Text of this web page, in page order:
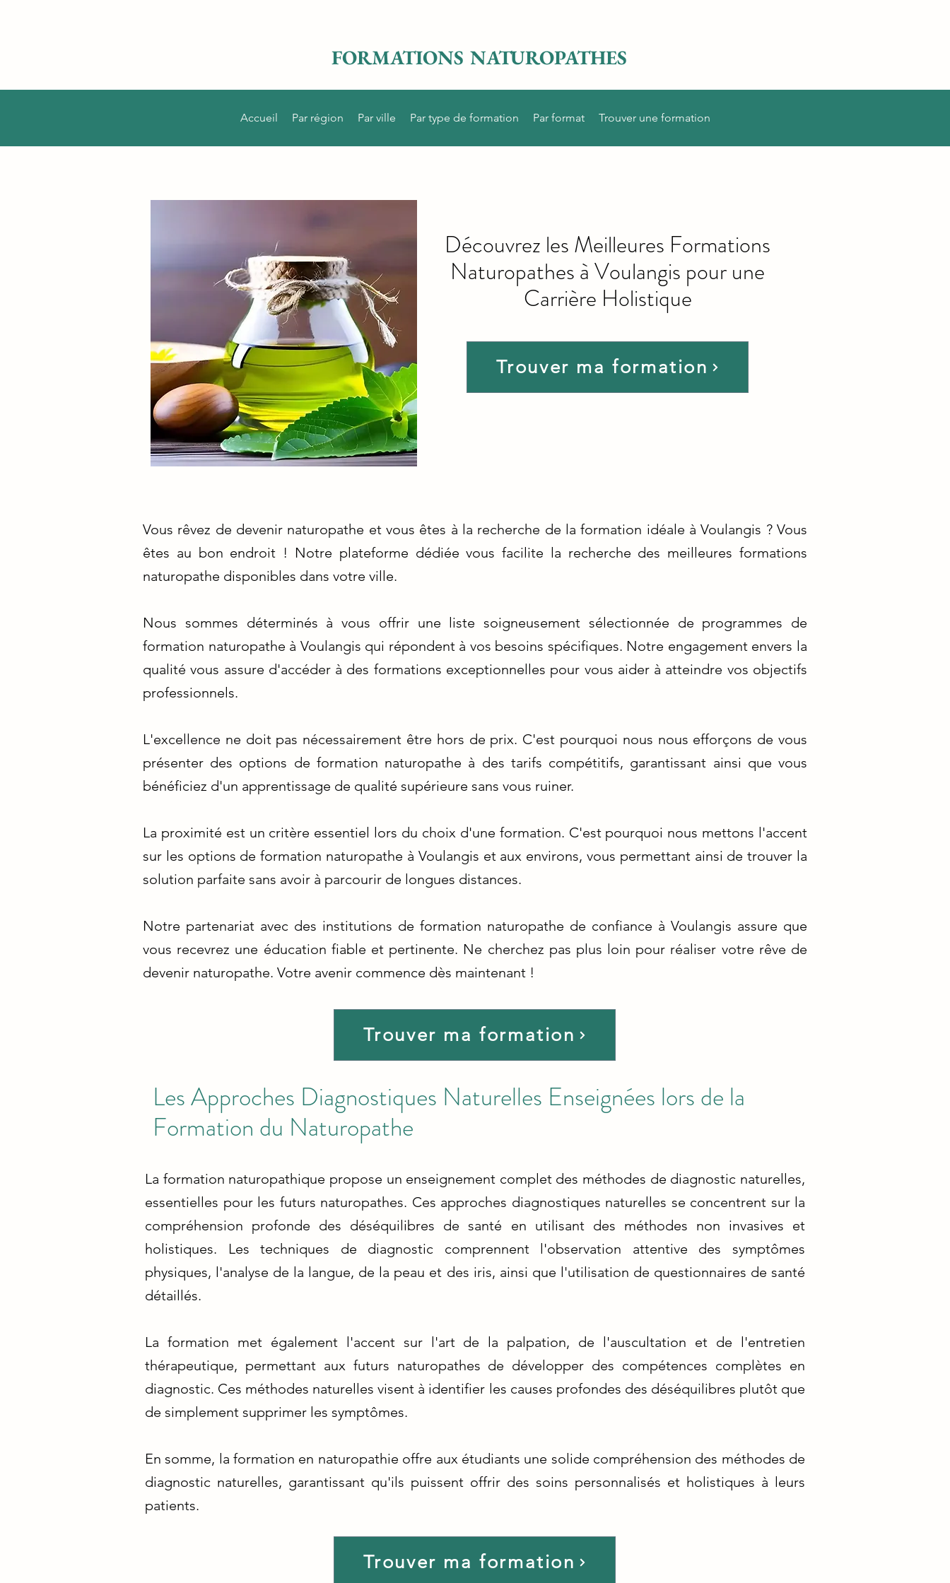
FORMATIONS NATUROPATHES
Accueil Par région Par ville Par type de formation Par format Trouver une formation
Trouver ma formation
Découvrez les Meilleures Formations
Naturopathes à Voulangis pour une
Carrière Holistique
Vous rêvez de devenir naturopathe et vous êtes à la recherche de la formation idéale à Voulangis ? Vous
êtes au bon endroit ! Notre plateforme dédiée vous facilite la recherche des meilleures formations
naturopathe disponibles dans votre ville.
Nous sommes déterminés à vous offrir une liste soigneusement sélectionnée de programmes de
formation naturopathe à Voulangis qui répondent à vos besoins spécifiques. Notre engagement envers la
qualité vous assure d'accéder à des formations exceptionnelles pour vous aider à atteindre vos objectifs
professionnels.
L'excellence ne doit pas nécessairement être hors de prix. C'est pourquoi nous nous efforçons de vous
présenter des options de formation naturopathe à des tarifs compétitifs, garantissant ainsi que vous
bénéficiez d'un apprentissage de qualité supérieure sans vous ruiner.
La proximité est un critère essentiel lors du choix d'une formation. C'est pourquoi nous mettons l'accent
sur les options de formation naturopathe à Voulangis et aux environs, vous permettant ainsi de trouver la
solution parfaite sans avoir à parcourir de longues distances.
Notre partenariat avec des institutions de formation naturopathe de confiance à Voulangis assure que
vous recevrez une éducation fiable et pertinente. Ne cherchez pas plus loin pour réaliser votre rêve de
devenir naturopathe. Votre avenir commence dès maintenant !
Trouver ma formation
Les Approches Diagnostiques Naturelles Enseignées lors de la
Formation du Naturopathe
La formation naturopathique propose un enseignement complet des méthodes de diagnostic naturelles,
essentielles pour les futurs naturopathes. Ces approches diagnostiques naturelles se concentrent sur la
compréhension profonde des déséquilibres de santé en utilisant des méthodes non invasives et
holistiques. Les techniques de diagnostic comprennent l'observation attentive des symptômes
physiques, l'analyse de la langue, de la peau et des iris, ainsi que l'utilisation de questionnaires de santé
détaillés.
La formation met également l'accent sur l'art de la palpation, de l'auscultation et de l'entretien
thérapeutique, permettant aux futurs naturopathes de développer des compétences complètes en
diagnostic. Ces méthodes naturelles visent à identifier les causes profondes des déséquilibres plutôt que
de simplement supprimer les symptômes.
En somme, la formation en naturopathie offre aux étudiants une solide compréhension des méthodes de
diagnostic naturelles, garantissant qu'ils puissent offrir des soins personnalisés et holistiques à leurs
patients.
Trouver ma formation